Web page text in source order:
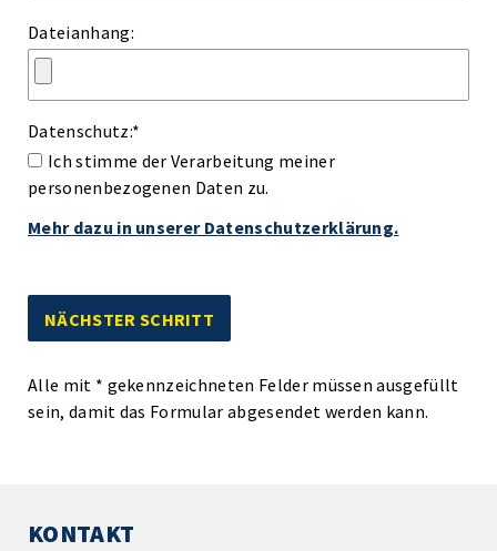
Dateianhang:
Datenschutz:*
Ich stimme der Verarbeitung meiner
personenbezogenen Daten zu.
Mehr dazu in unserer Datenschutzerklärung.
Alle mit * gekennzeichneten Felder müssen ausgefüllt
sein, damit das Formular abgesendet werden kann.
KONTAKT